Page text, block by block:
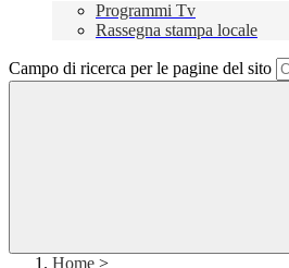
Programmi Tv
Rassegna stampa locale
Campo di ricerca per le pagine del sito
Home >